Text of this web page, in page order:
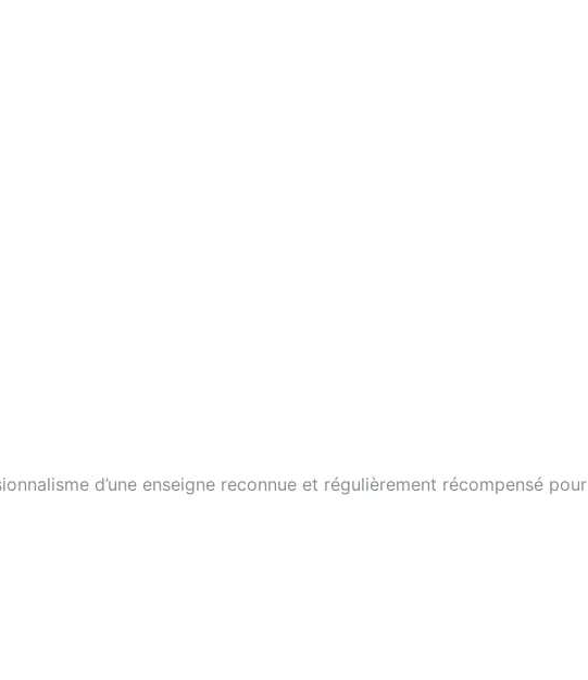
d’une enseigne reconnue et régulièrement récompensé pour